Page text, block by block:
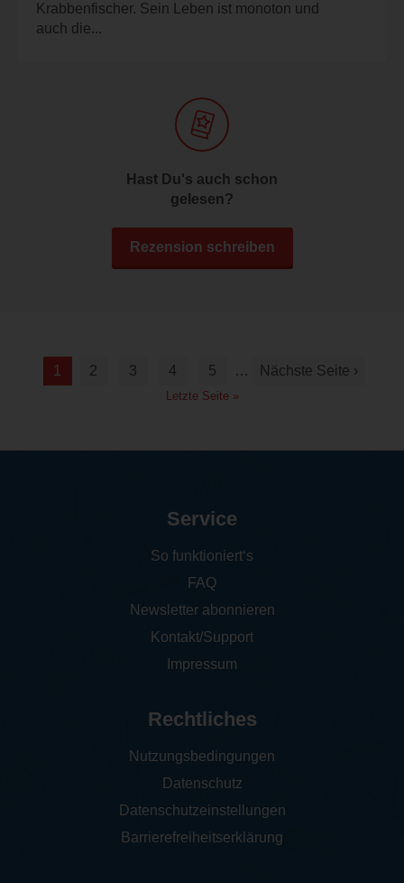
Krabbenfischer. Sein Leben ist monoton und
auch die...
Hast Du's auch schon
gelesen?
Rezension schreiben
1 2 3 4 5 … Nächste Seite ›
Letzte Seite »
Service
So funktioniert‘s
FAQ
Newsletter abonnieren
Kontakt/Support
Impressum
Rechtliches
Nutzungsbedingungen
Datenschutz
Datenschutzeinstellungen
Barrierefreiheitserklärung